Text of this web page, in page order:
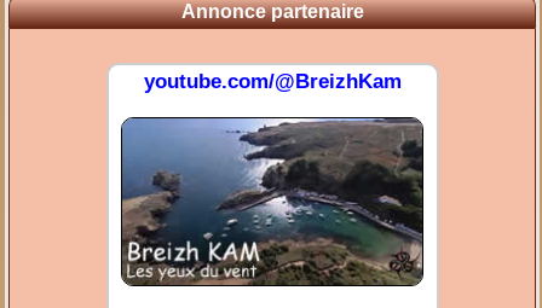
Annonce partenaire
youtube.com/@BreizhKam